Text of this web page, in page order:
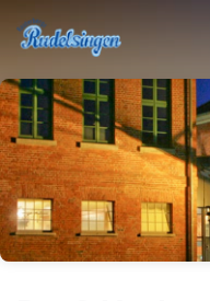
Skip header